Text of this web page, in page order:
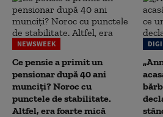
NEWSWEEK
Ce pensie a primit un
pensionar după 40 ani
munciți? Noroc cu
punctele de stabilitate.
Altfel, era foarte mică